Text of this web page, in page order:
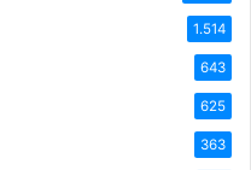
1.514
643
625
363